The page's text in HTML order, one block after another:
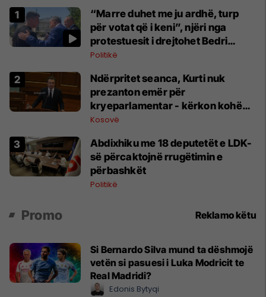
“Marre duhet me ju ardhë, turp
për votat që i keni”, njëri nga
protestuesit i drejtohet Bedri
Hamzës
Politikë
Ndërpritet seanca, Kurti nuk
prezanton emër për
kryeparlamentar - kërkon kohë
shtesë për marrëveshje politike
Kosovë
Abdixhiku me 18 deputetët e LDK-
së përcaktojnë rrugëtimin e
përbashkët
Politikë
Promo Reklamo këtu
Si Bernardo Silva mund ta dëshmojë
vetën si pasuesi i Luka Modricit te
Real Madridi?
Edonis Bytyqi